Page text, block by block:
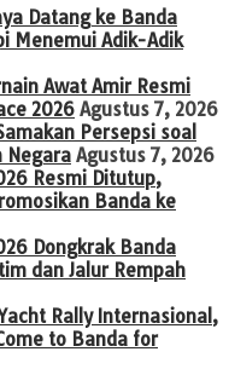
Datang ke Banda
Menemui Adik-Adik
Awat Amir Resmi
2026 Agustus 7, 2026
Persepsi soal
Negara Agustus 7, 2026
Resmi Ditutup,
Banda ke
Dongkrak Banda
dan Jalur Rempah
Rally Internasional,
to Banda for